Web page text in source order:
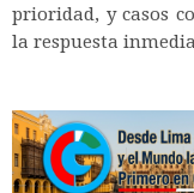
prioridad, y casos
la respuesta